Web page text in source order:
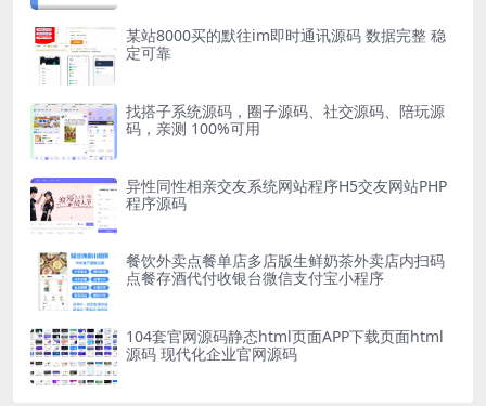
某站8000买的默往im即时通讯源码 数据完整 稳
定可靠
找搭子系统源码，圈子源码、社交源码、陪玩源
码，亲测 100%可用
异性同性相亲交友系统网站程序H5交友网站PHP
程序源码
餐饮外卖点餐单店多店版生鲜奶茶外卖店内扫码
点餐存酒代付收银台微信支付宝小程序
104套官网源码静态html页面APP下载页面html
源码 现代化企业官网源码